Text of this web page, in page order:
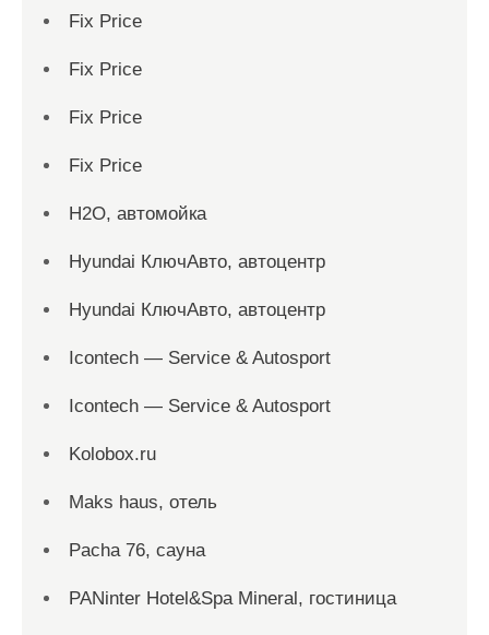
Fix Price
Fix Price
Fix Price
Fix Price
H2O, автомойка
Hyundai КлючАвто, автоцентр
Hyundai КлючАвто, автоцентр
Icontech — Service & Autosport
Icontech — Service & Autosport
Kolobox.ru
Maks haus, отель
Pacha 76, сауна
PANinter Hotel&Spa Mineral, гостиница